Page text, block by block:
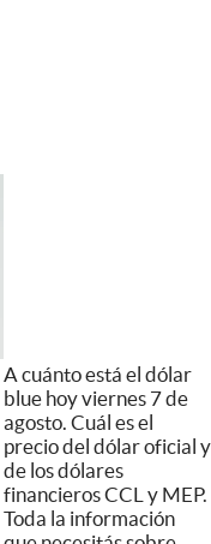
A cuánto está el dólar
blue hoy viernes 7 de
agosto. Cuál es el
precio del dólar oficial y
de los dólares
financieros CCL y MEP.
Toda la información